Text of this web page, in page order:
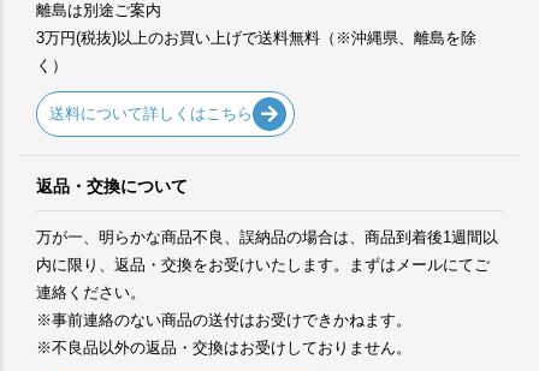
離島は別途ご案内
3万円(税抜)以上のお買い上げで送料無料（※沖縄県、離島を除
く）
送料について詳しくはこちら
返品・交換について
万が一、明らかな商品不良、誤納品の場合は、商品到着後1週間以
内に限り、返品・交換をお受けいたします。まずはメールにてご
連絡ください。
※事前連絡のない商品の送付はお受けできかねます。
※不良品以外の返品・交換はお受けしておりません。